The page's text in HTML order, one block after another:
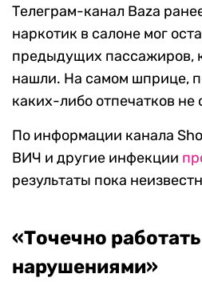
Телеграм-канал Baza
наркотик в салоне мог
предыдущих пассажиров,
нашли. На самом шприце,
каких-либо отпечатков не
По информации канала
ВИЧ и другие инфекции
результаты пока
«Точечно
нарушениями»